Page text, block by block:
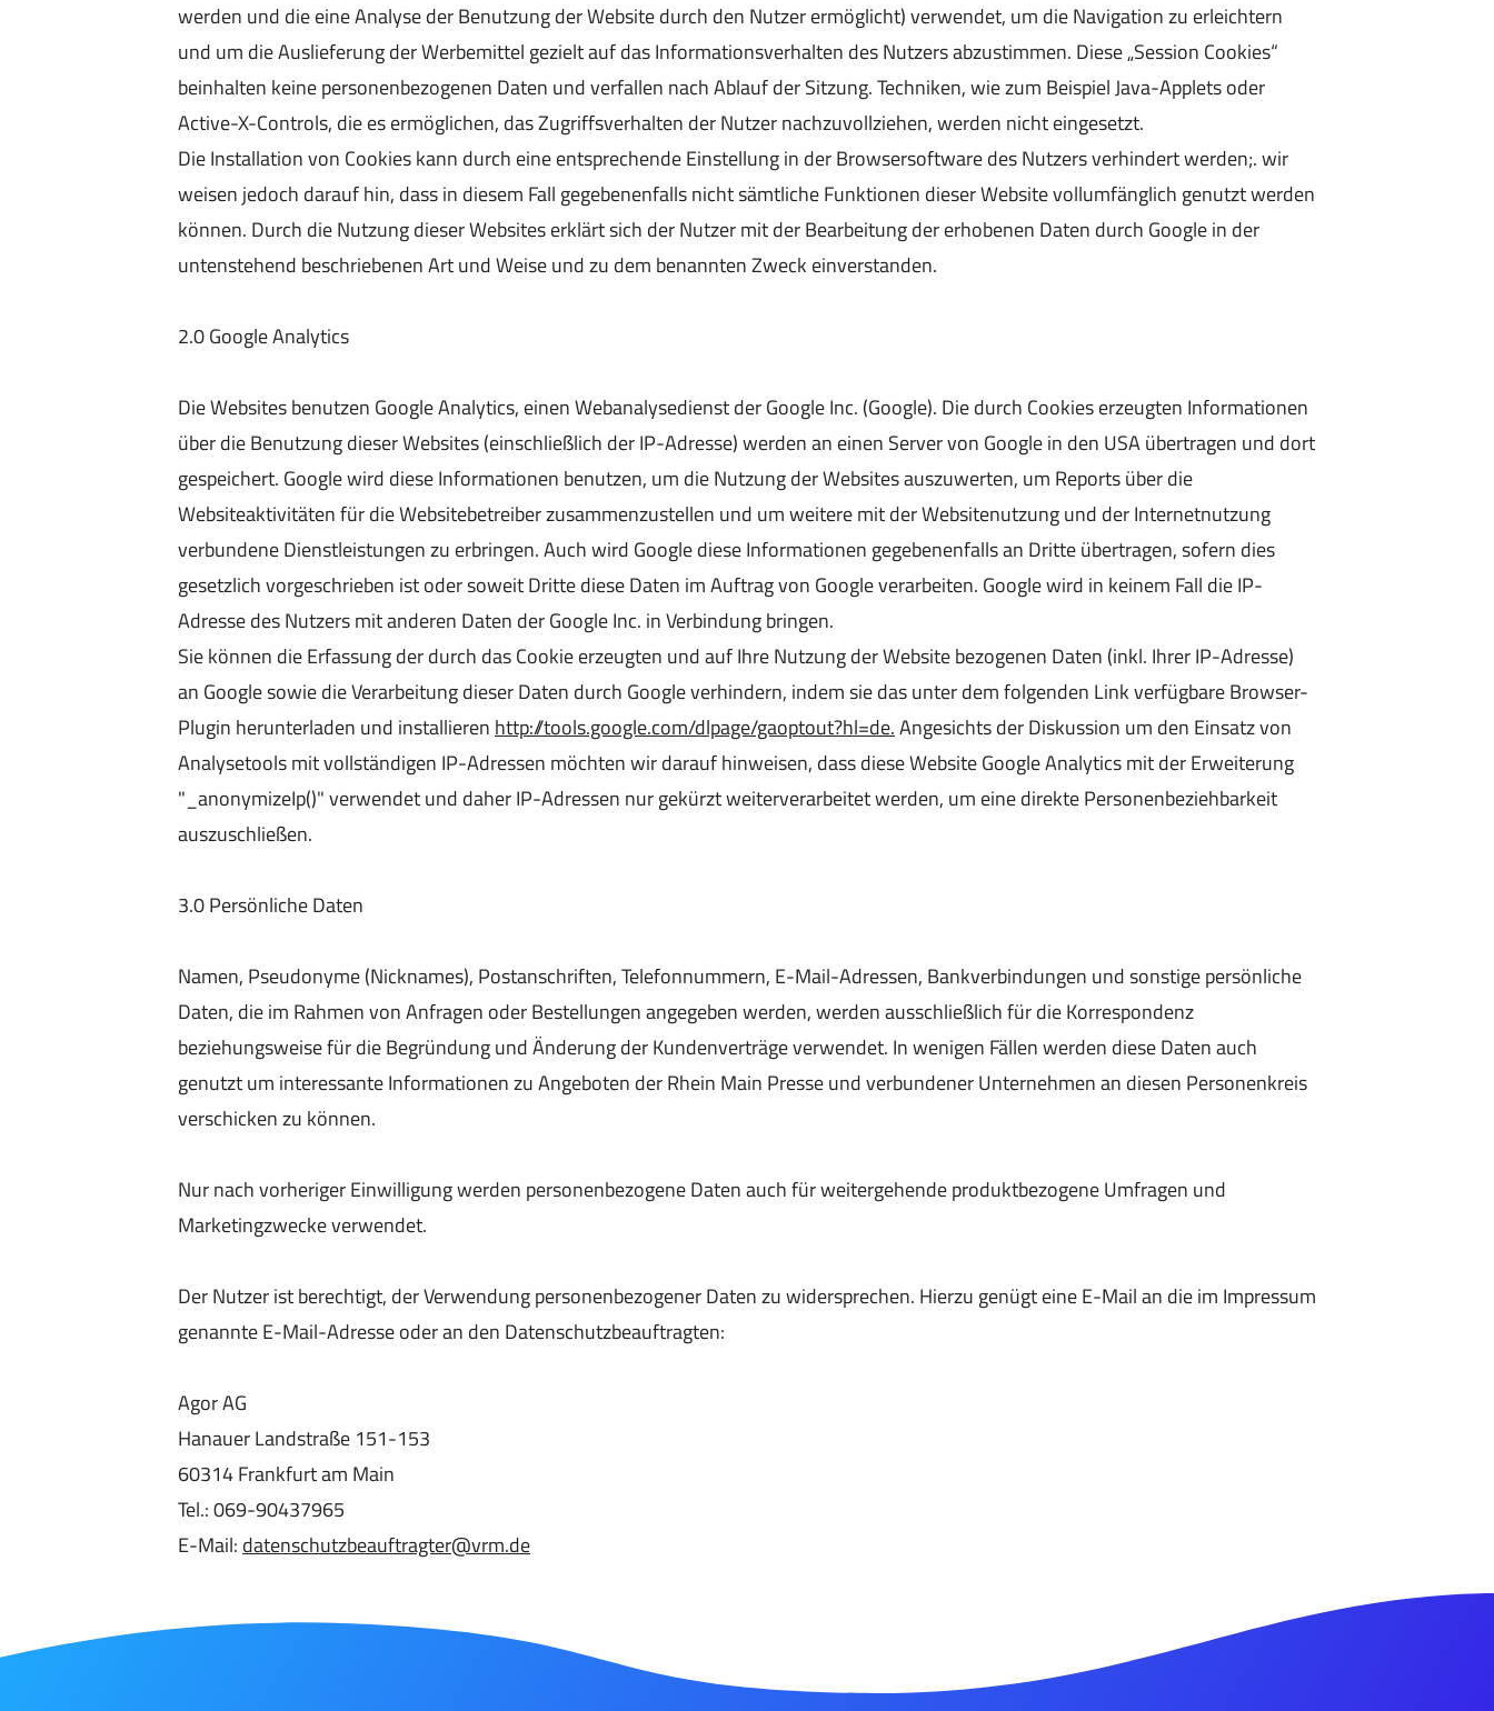
werden und die eine Analyse der Benutzung der Website durch den Nutzer ermöglicht) verwendet, um die Navigation zu erleichtern
und um die Auslieferung der Werbemittel gezielt auf das Informationsverhalten des Nutzers abzustimmen. Diese „Session Cookies“
beinhalten keine personenbezogenen Daten und verfallen nach Ablauf der Sitzung. Techniken, wie zum Beispiel Java-Applets oder
Active-X-Controls, die es ermöglichen, das Zugriffsverhalten der Nutzer nachzuvollziehen, werden nicht eingesetzt.
Die Installation von Cookies kann durch eine entsprechende Einstellung in der Browsersoftware des Nutzers verhindert werden;. wir
weisen jedoch darauf hin, dass in diesem Fall gegebenenfalls nicht sämtliche Funktionen dieser Website vollumfänglich genutzt werden
können. Durch die Nutzung dieser Websites erklärt sich der Nutzer mit der Bearbeitung der erhobenen Daten durch Google in der
untenstehend beschriebenen Art und Weise und zu dem benannten Zweck einverstanden.
2.0 Google Analytics
Die Websites benutzen Google Analytics, einen Webanalysedienst der Google Inc. (Google). Die durch Cookies erzeugten Informationen
über die Benutzung dieser Websites (einschließlich der IP-Adresse) werden an einen Server von Google in den USA übertragen und dort
gespeichert. Google wird diese Informationen benutzen, um die Nutzung der Websites auszuwerten, um Reports über die
Websiteaktivitäten für die Websitebetreiber zusammenzustellen und um weitere mit der Websitenutzung und der Internetnutzung
verbundene Dienstleistungen zu erbringen. Auch wird Google diese Informationen gegebenenfalls an Dritte übertragen, sofern dies
gesetzlich vorgeschrieben ist oder soweit Dritte diese Daten im Auftrag von Google verarbeiten. Google wird in keinem Fall die IP-
Adresse des Nutzers mit anderen Daten der Google Inc. in Verbindung bringen.
Sie können die Erfassung der durch das Cookie erzeugten und auf Ihre Nutzung der Website bezogenen Daten (inkl. Ihrer IP-Adresse)
an Google sowie die Verarbeitung dieser Daten durch Google verhindern, indem sie das unter dem folgenden Link verfügbare Browser-
Plugin herunterladen und installieren http://tools.google.com/dlpage/gaoptout?hl=de.Angesichts der Diskussion um den Einsatz von
Analysetools mit vollständigen IP-Adressen möchten wir darauf hinweisen, dass diese Website Google Analytics mit der Erweiterung
"_anonymizeIp()" verwendet und daher IP-Adressen nur gekürzt weiterverarbeitet werden, um eine direkte Personenbeziehbarkeit
auszuschließen.
3.0 Persönliche Daten
Namen, Pseudonyme (Nicknames), Postanschriften, Telefonnummern, E-Mail-Adressen, Bankverbindungen und sonstige persönliche
Daten, die im Rahmen von Anfragen oder Bestellungen angegeben werden, werden ausschließlich für die Korrespondenz
beziehungsweise für die Begründung und Änderung der Kundenverträge verwendet. In wenigen Fällen werden diese Daten auch
genutzt um interessante Informationen zu Angeboten der Rhein Main Presse und verbundener Unternehmen an diesen Personenkreis
verschicken zu können.
Nur nach vorheriger Einwilligung werden personenbezogene Daten auch für weitergehende produktbezogene Umfragen und
Marketingzwecke verwendet.
Der Nutzer ist berechtigt, der Verwendung personenbezogener Daten zu widersprechen. Hierzu genügt eine E-Mail an die im Impressum
genannte E-Mail-Adresse oder an den Datenschutzbeauftragten:
Agor AG
Hanauer Landstraße 151-153
60314 Frankfurt am Main
Tel.: 069-90437965
E-Mail: datenschutzbeauftragter@vrm.de